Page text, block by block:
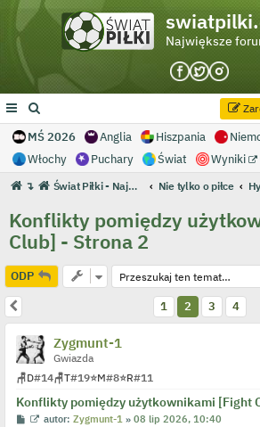
Największe
MŚ 2026 Anglia Hiszpania
Włochy
Puchary Świat Wyniki
↴ Świat Piłki - Największe forum piłki nożnej Nie tylko o piłce
Konflikty pomiędzy
Club] - Strona 2
ODP
1 2 3 4
Zygmunt-1
Gwiazda
🪑D#14🪑T#19⭐M#8⭐R#11
Konflikty pomiędzy użytkownikami [Fight
P
W
autor:Zygmunt-1 »08 lip 2026, 10:40